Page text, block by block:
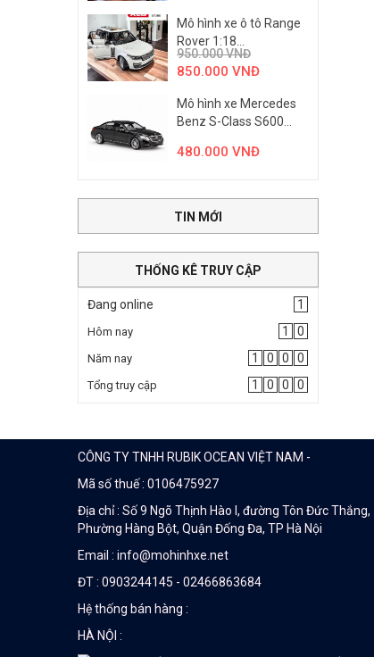
Mô hình xe ô tô Range
Rover 1:18...
950.000VNĐ
850.000 VNĐ
Mô hình xe Mercedes
Benz S-Class S600...
480.000 VNĐ
TIN MỚI
THỐNG KÊ TRUY CẬP
Đang online 1
Hôm nay 1 0
Năm nay 1 0 0 0
Tổng truy cập 1 0 0 0
CÔNG TY TNHH RUBIK OCEAN VIỆT NAM -
Mã số thuế : 0106475927
Địa chỉ : Số 9 Ngõ Thịnh Hào I, đường Tôn Đức Thắng,
Phường Hàng Bột, Quận Đống Đa, TP Hà Nội
Email : info@mohinhxe.net
ĐT : 0903244145 - 02466863684
Hệ thống bán hàng :
HÀ NỘI :